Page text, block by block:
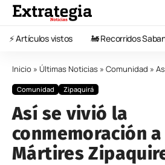
⚡️ Artículos vistos 🚂 Recorridos
Inicio » Últimas Noticias » Comunidad » Así
Comunidad Zipaquirá
Así se vivió la
conmemoración
Mártires